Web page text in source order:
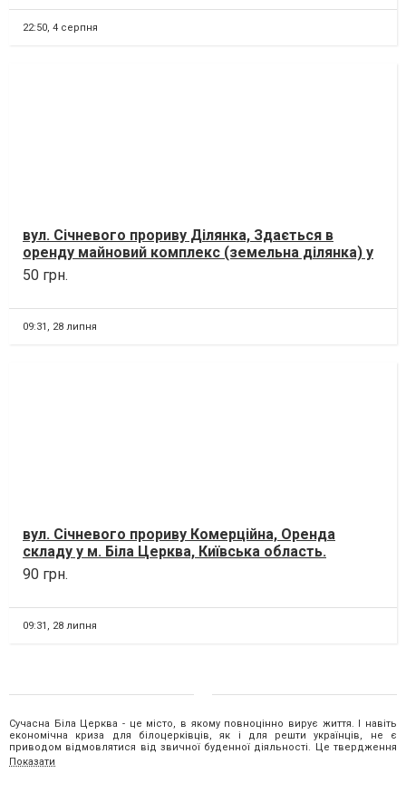
22:50, 4 серпня
вул. Січневого прориву Ділянка, Здається в
оренду майновий комплекс (земельна ділянка) у
м. Біла Цер...
50 грн.
09:31, 28 липня
вул. Січневого прориву Комерційна, Оренда
складу у м. Біла Церква, Київська область.
Здається в орен...
90 грн.
09:31, 28 липня
Сучасна Біла Церква - це місто, в якому повноцінно вирує життя. І навіть
економічна криза для білоцерківців, як і для решти українців, не є
приводом відмовлятися від звичної буденної діяльності. Це твердження
стосується і ринку нерухомості. Адже завжди знайдеться той, хто захоче
купити квартиру, та інший, хто здійснює
Показати